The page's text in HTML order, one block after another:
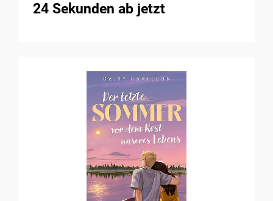
24 Sekunden ab jetzt